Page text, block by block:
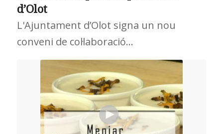
d’Olot
L'Ajuntament d’Olot signa un nou
conveni de col·laboració…